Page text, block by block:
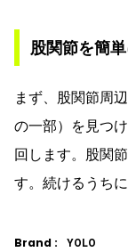
股関節を簡
まず、股関節周
の一部）を見つ
回します。股関
す。続けるうち
Brand : YOLO